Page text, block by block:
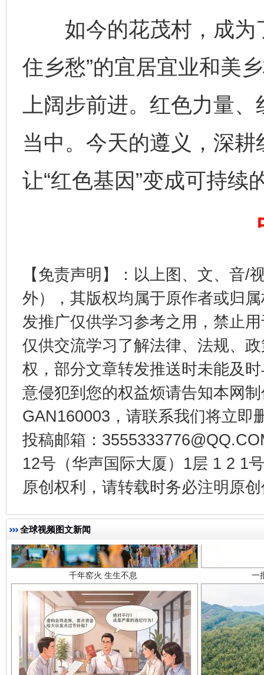
如今的花茂村，成为
住乡愁”的宜居宜业和美
上阔步前进。红色力量
当中。今天的遵义，深
让“红色基因”变成可持续
【免责声明】：以上图、文、音/
外），其版权均属于原作者或归
发推广仅供学习参考之用，禁止
仅供交流学习了解法律、法规、
权，部分文章转发推送时未能及
意侵犯到您的权益烦请告知本网
GAN160003，请联系我们将立即
投稿邮箱：
12号（华声国际大厦）1层 1 2 1
原创权利，请转载时务必注明原
全球视频图文新闻
完善运行机制助力责任有效落实 一纸欠
东山县通报“牛蛙产品抗生素超标问题” 法
揭开“小金库”的免责幌子